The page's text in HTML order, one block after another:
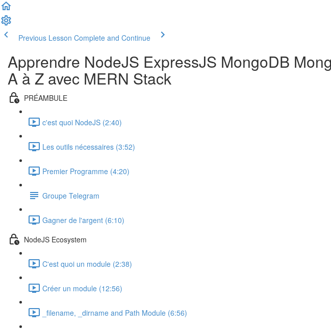
Previous Lesson Complete and Continue
Apprendre NodeJS ExpressJS MongoDB
A à Z avec MERN Stack
PRÉAMBULE
c'est quoi NodeJS (2:40)
Les outils nécessaires (3:52)
Premier Programme (4:20)
Groupe Telegram
Gagner de l'argent (6:10)
NodeJS Ecosystem
C'est quoi un module (2:38)
Créer un module (12:56)
_filename, _dirname and Path Module (6:56)